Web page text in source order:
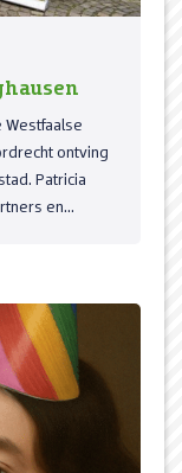
Westfaalse
ontving
Patricia
en...